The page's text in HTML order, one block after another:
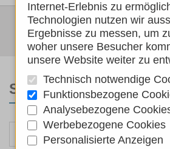
Hunde Hundepflege
SORTIEREN NACH
Internet-Erlebnis zu
Technologien nutzen wir
Ergebnisse zu messen, um
woher unsere Besucher
unsere Website weiter zu
Technisch notwendige
Funktionsbezogene
Analysebezogene
Werbebezogene Cookies
Personalisierte Anzeigen